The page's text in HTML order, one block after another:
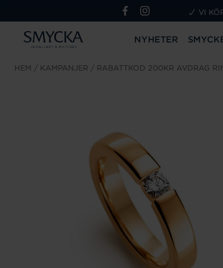
VI
NYHETER
HEM KAMPANJER RABATTKOD 200KR AVDRAG